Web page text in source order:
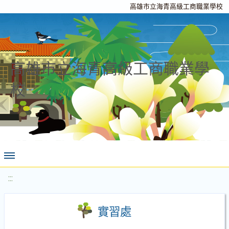
高雄市立海青高級工商職業學校
高雄市立海青高級工商職業學
校
:::
實習處